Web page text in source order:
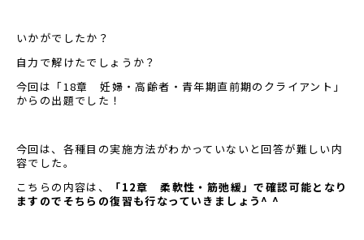
いかがでしたか？
自力で解けたでしょうか？
今回は「18章 妊婦・高齢者・青年期直前期のクライアント」
からの出題でした！
今回は、各種目の実施方法がわかっていないと回答が難しい内
容でした。
こちらの内容は、
「12章 柔軟性・筋弛緩」で確認可能となり
ますのでそちらの復習も行なっていきましょう ^ ^